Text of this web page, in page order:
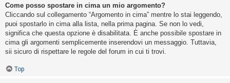
Come posso spostare in cima un mio argomento?
Cliccando sul collegamento “Argomento in cima” mentre lo stai leggendo,
puoi spostarlo in cima alla lista, nella prima pagina. Se non lo vedi,
significa che questa opzione è disabilitata. È anche possibile spostare in
cima gli argomenti semplicemente inserendovi un messaggio. Tuttavia,
sii sicuro di rispettare le regole del forum in cui ti trovi.
Top